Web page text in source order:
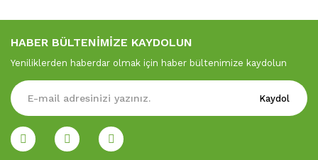
HABER BÜLTENİMİZE KAYDOLUN
Yeniliklerden haberdar olmak için haber bültenimize kaydolun
Kaydol